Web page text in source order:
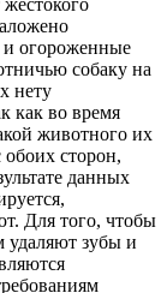
и огороженные
собаку на
нету
как во время
животного их
сторон,
данных
Для того, чтобы
удаляют зубы и